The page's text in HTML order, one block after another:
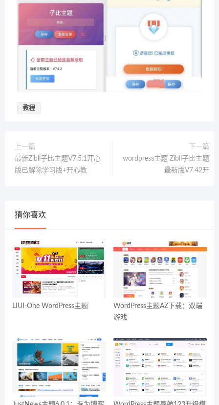
教程
上一篇
最新Zibll子比主题V7.5.1开心
版已解除学习版+开心教
下一篇
wordpress主题 Zibll子比主题
最新版V7.42开
猜你喜欢
LIUI-One WordPress主题
WordPress主题AZ下载：双端
游戏